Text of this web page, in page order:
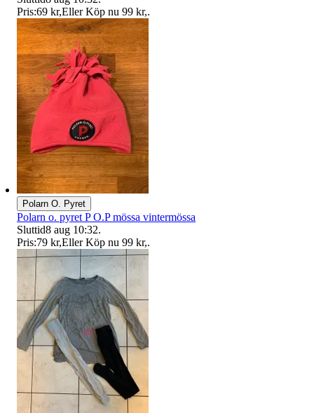
Pris:69 kr,Eller Köp nu 99 kr,.
Polarn O. Pyret
Polarn o. pyret P O.P mössa vintermössa
Sluttid8 aug 10:32.
Pris:79 kr,Eller Köp nu 99 kr,.